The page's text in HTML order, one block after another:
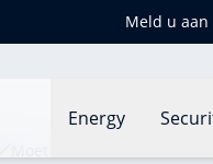
Meld u
Energy